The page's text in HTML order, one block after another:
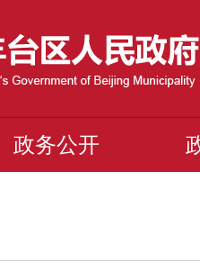
政务公开